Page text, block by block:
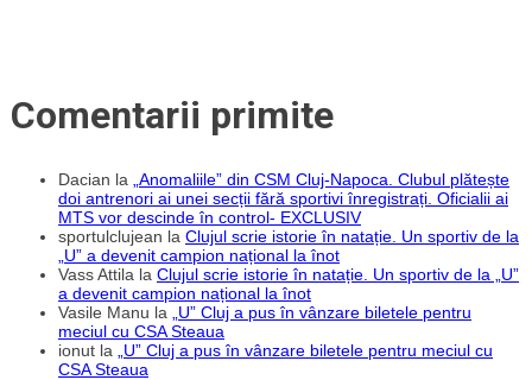
Comentarii primite
Dacian la
„Anomaliile” din CSM Cluj-Napoca. Clubul plătește
doi antrenori ai unei secții fără sportivi înregistrați. Oficialii ai
MTS vor descinde în control- EXCLUSIV
sportulclujean la Clujul scrie istorie în natație. Un sportiv de la
„U” a devenit campion național la înot
Vass Attila la Clujul scrie istorie în natație. Un sportiv de la „U”
a devenit campion național la înot
Vasile Manu la
„U” Cluj a pus în vânzare biletele pentru
meciul cu CSA Steaua
ionut la
„U” Cluj a pus în vânzare biletele pentru meciul cu
CSA Steaua